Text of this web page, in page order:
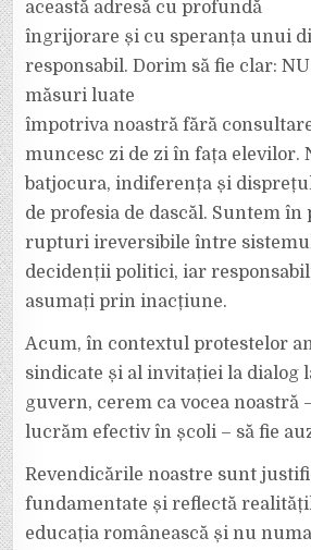
această adresă cu profundă
îngrijorare și cu speranța unui
responsabil. Dorim să fie clar:
măsuri luate
împotriva noastră fără
muncesc zi de zi în fața elevilor.
batjocura, indiferența și
de profesia de dascăl. Suntem
rupturi ireversibile între
decidenții politici, iar
asumați prin inacțiune.
Acum, în contextul protestelor
sindicate și al invitației la dialog
guvern, cerem ca vocea noastră
lucrăm efectiv în școli – să fie
Revendicările noastre sunt
fundamentate și reflectă
educația românească și nu